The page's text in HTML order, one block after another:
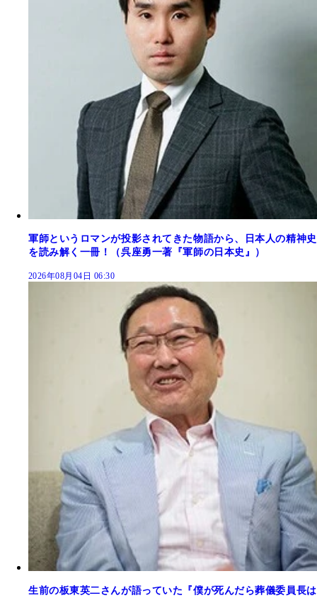
軍師というロマンが投影されてきた物語から、日本人の精神史
を読み解く一冊！（呉座勇一著『軍師の日本史』）
2026年08月04日 06:30
生前の板東英二さんが語っていた『僕が死んだら葬儀委員長は